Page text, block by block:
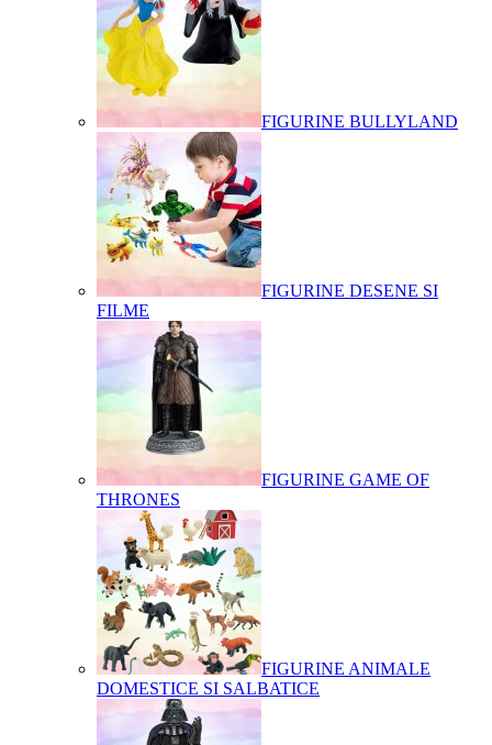
FIGURINE BULLYLAND
FIGURINE DESENE SI
FILME
FIGURINE GAME OF
THRONES
FIGURINE ANIMALE
DOMESTICE SI SALBATICE